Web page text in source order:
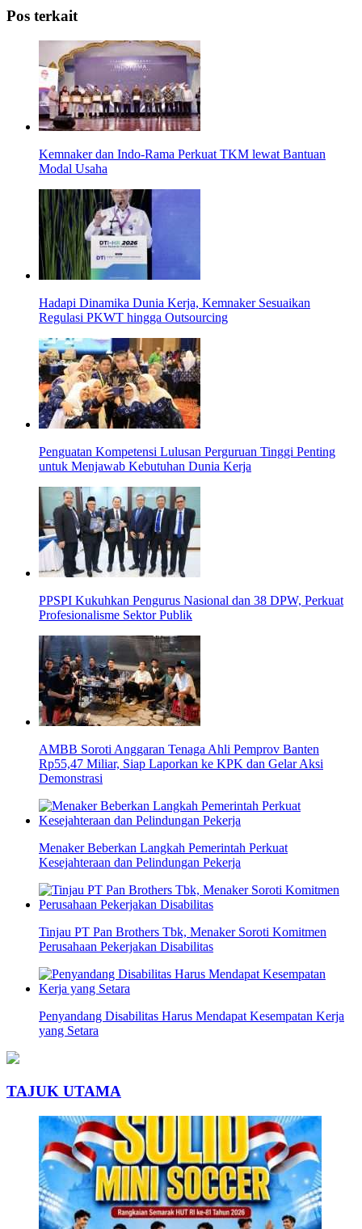
Pos terkait
Kemnaker dan Indo-Rama Perkuat TKM lewat Bantuan
Modal Usaha
Hadapi Dinamika Dunia Kerja, Kemnaker Sesuaikan
Regulasi PKWT hingga Outsourcing
Penguatan Kompetensi Lulusan Perguruan Tinggi Penting
untuk Menjawab Kebutuhan Dunia Kerja
PPSPI Kukuhkan Pengurus Nasional dan 38 DPW, Perkuat
Profesionalisme Sektor Publik
AMBB Soroti Anggaran Tenaga Ahli Pemprov Banten
Rp55,47 Miliar, Siap Laporkan ke KPK dan Gelar Aksi
Demonstrasi
Menaker Beberkan Langkah Pemerintah Perkuat
Kesejahteraan dan Pelindungan Pekerja
Tinjau PT Pan Brothers Tbk, Menaker Soroti Komitmen
Perusahaan Pekerjakan Disabilitas
Penyandang Disabilitas Harus Mendapat Kesempatan Kerja
yang Setara
TAJUK UTAMA